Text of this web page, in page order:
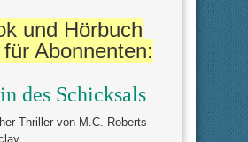
und Hörbuch
Abonnenten:
des Schicksals
Thriller von M.C. Roberts